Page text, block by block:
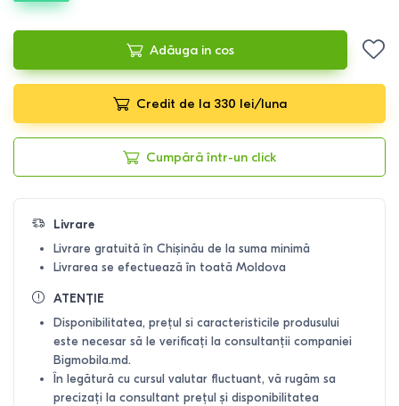
Adăuga in cos
Credit de la 330 lei/luna
Cumpără într-un click
Livrare
Livrare gratuită în Chișinău de la suma minimă
Livrarea se efectuează în toată Moldova
ATENȚIE
Disponibilitatea, prețul si caracteristicile produsului
este necesar să le verificați la consultanții companiei
Bigmobila.md.
În legătură cu cursul valutar fluctuant, vă rugăm sa
precizați la consultant prețul și disponibilitatea